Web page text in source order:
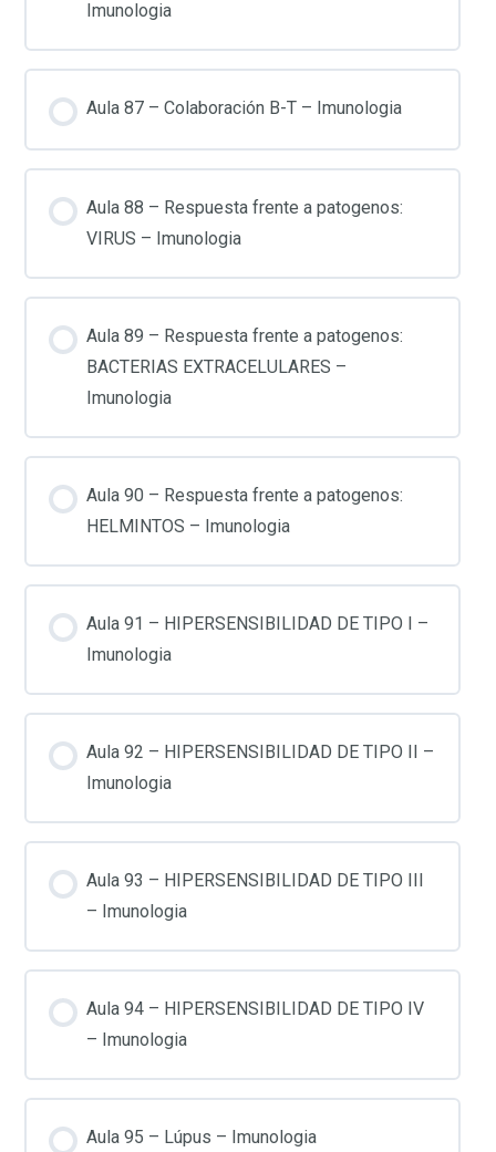
Imunologia
Aula 87 – Colaboración B-T – Imunologia
Aula 88 – Respuesta frente a patogenos:
VIRUS – Imunologia
Aula 89 – Respuesta frente a patogenos:
BACTERIAS EXTRACELULARES –
Imunologia
Aula 90 – Respuesta frente a patogenos:
HELMINTOS – Imunologia
Aula 91 – HIPERSENSIBILIDAD DE TIPO I –
Imunologia
Aula 92 – HIPERSENSIBILIDAD DE TIPO II –
Imunologia
Aula 93 – HIPERSENSIBILIDAD DE TIPO III
– Imunologia
Aula 94 – HIPERSENSIBILIDAD DE TIPO IV
– Imunologia
Aula 95 – Lúpus – Imunologia